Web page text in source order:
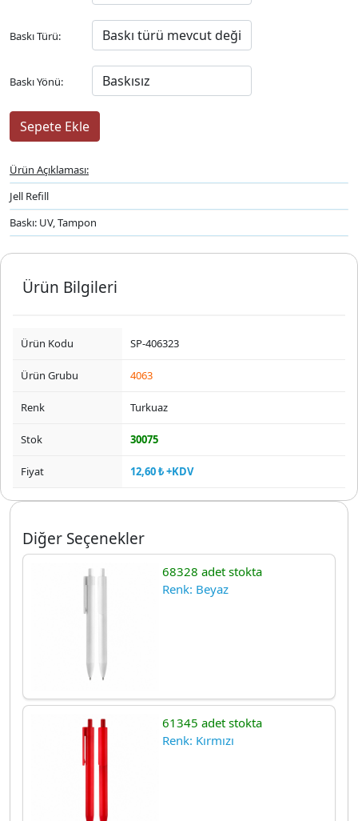
Baskı Türü:
Baskı Yönü:
Ürün Açıklaması:
Jell Refill
Baskı: UV, Tampon
Ürün Bilgileri
Ürün Kodu SP-406323
Ürün Grubu 4063
Renk Turkuaz
Stok 30075
Fiyat 12,60 ₺ +KDV
Diğer Seçenekler
68328 adet stokta
Renk: Beyaz
61345 adet stokta
Renk: Kırmızı